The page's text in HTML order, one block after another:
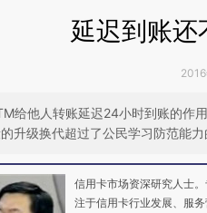
延迟到账还
给他人转账延迟24小时到账的作
升级换代超过了公民学习防范能
信用卡市场资深研究人士
注于信用卡行业发展、服